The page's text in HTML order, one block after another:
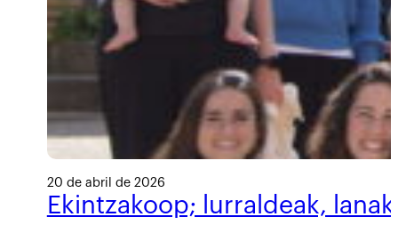
20 de abril de 2026
Ekintzakoop; lurraldeak,